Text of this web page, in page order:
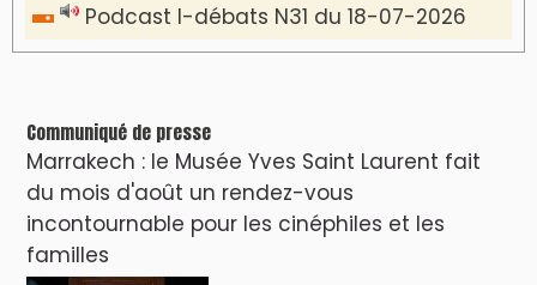
Podcast I-débats N31 du 18-07-2026
Communiqué de presse
Marrakech : le Musée Yves Saint Laurent fait
du mois d'août un rendez-vous
incontournable pour les cinéphiles et les
familles